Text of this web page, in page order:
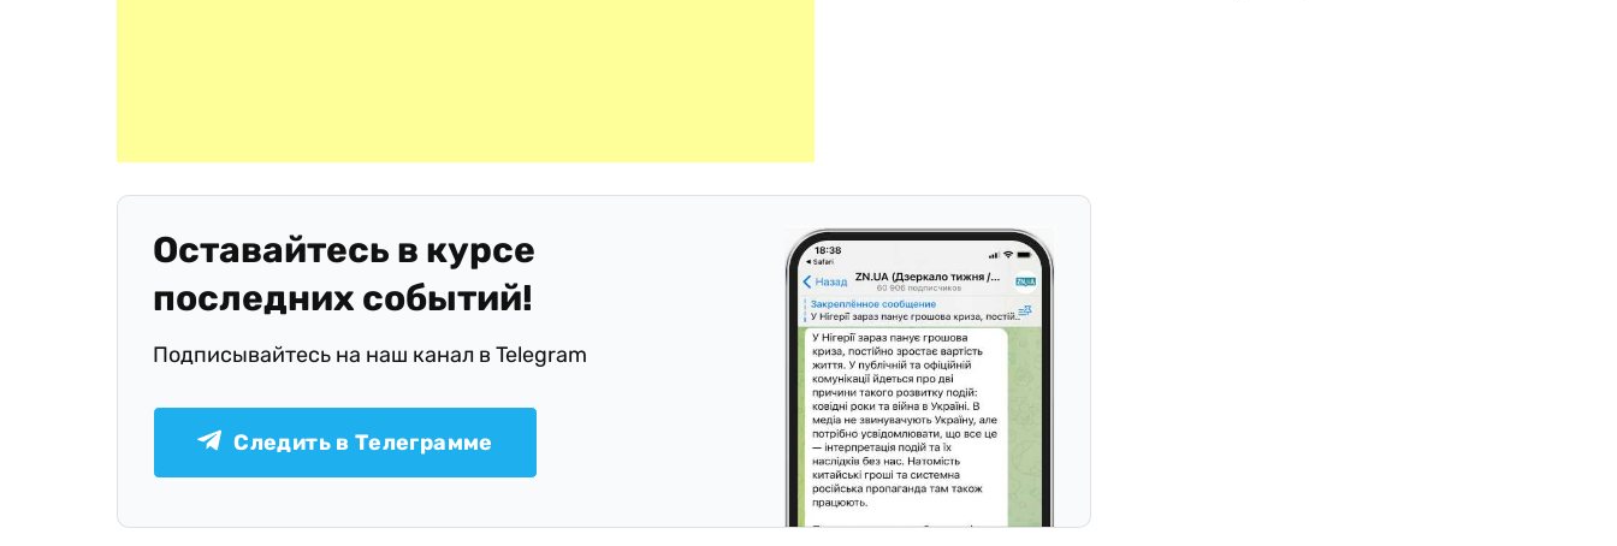
Оставайтесь в курсе
последних событий!
Подписывайтесь на наш канал в Telegram
Следить в Телеграмме